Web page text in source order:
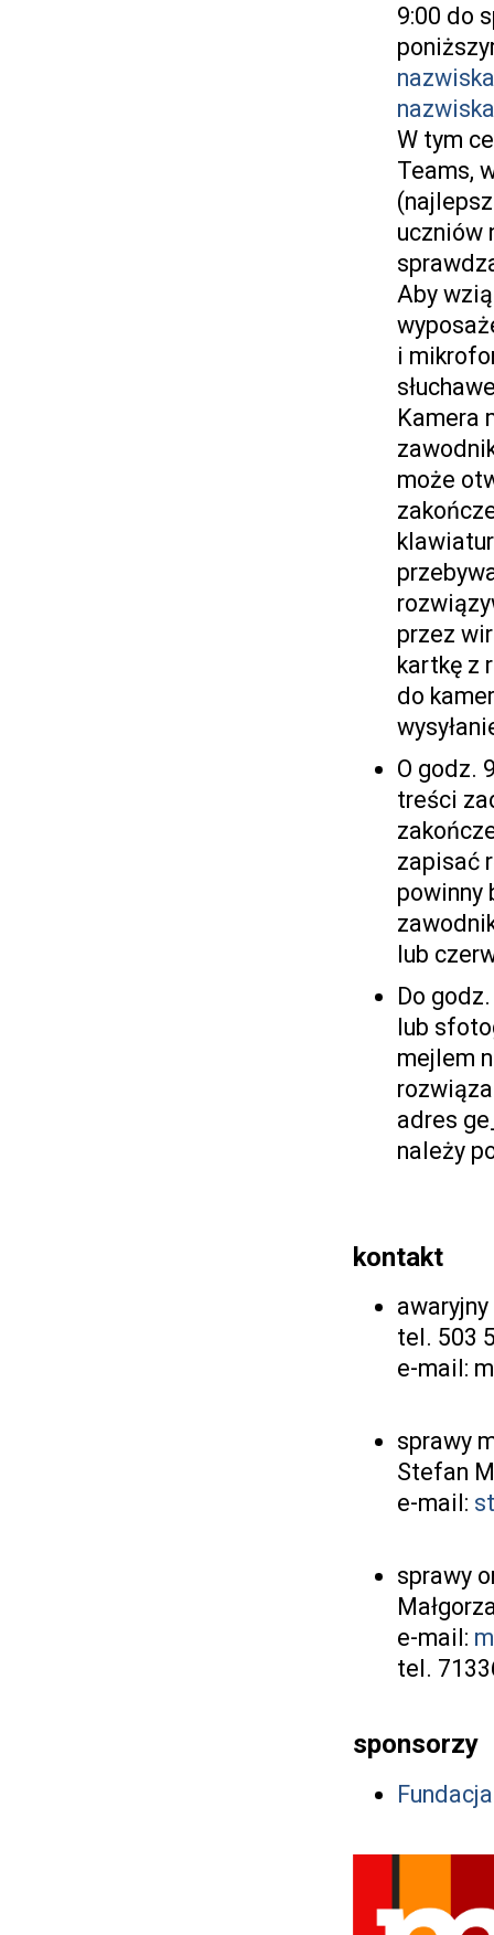
9:00 do
W tym
Teams,
uczniów
Aby
i
Kamera
może
przez
kartkę z
do
O godz.
treści
zapisać
powinny
lub
Do
lub
mejlem
adres
należy
kontakt
tel. 503
e-mail:
sprawy
Stefan
e-mail:
sprawy
e-mail:
tel.
sponsorzy